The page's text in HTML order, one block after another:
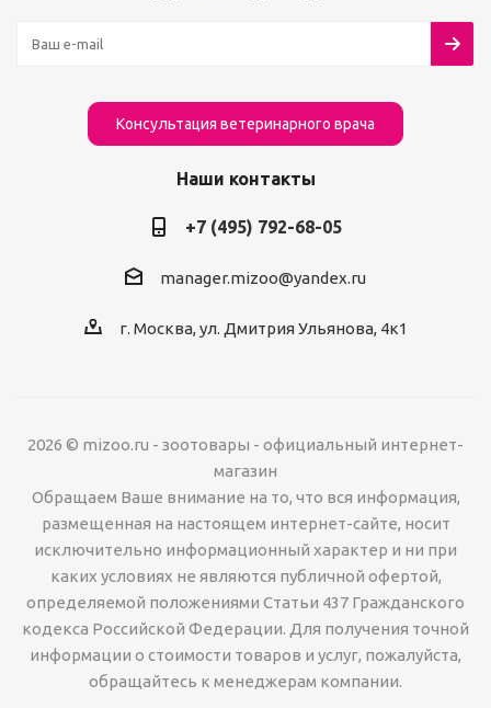
Консультация ветеринарного врача
Наши контакты
+7 (495) 792-68-05
manager.mizoo@yandex.ru
г. Москва, ул. Дмитрия Ульянова, 4к1
2026 © mizoo.ru - зоотовары - официальный интернет-
магазин
Обращаем Ваше внимание на то, что вся информация,
размещенная на настоящем интернет-сайте, носит
исключительно информационный характер и ни при
каких условиях не являются публичной офертой,
определяемой положениями Статьи 437 Гражданского
кодекса Российской Федерации. Для получения точной
информации о стоимости товаров и услуг, пожалуйста,
обращайтесь к менеджерам компании.